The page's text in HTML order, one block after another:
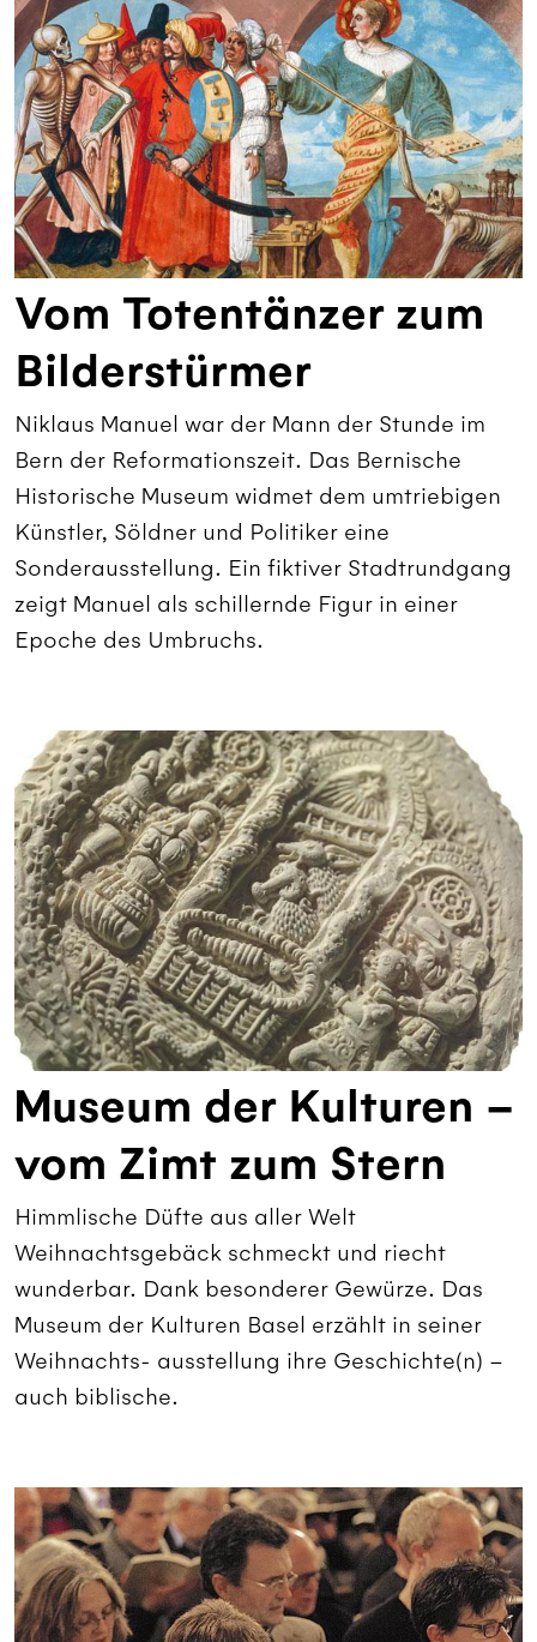
Vom Totentänzer zum
Bilderstürmer
Niklaus Manuel war der Mann der Stunde im
Bern der Reformationszeit. Das Bernische
Historische Museum widmet dem umtriebigen
Künstler, Söldner und Politiker eine
Sonderausstellung. Ein fiktiver Stadtrundgang
zeigt Manuel als schillernde Figur in einer
Epoche des Umbruchs.
Museum der Kulturen –
vom Zimt zum Stern
Himmlische Düfte aus aller Welt
Weihnachtsgebäck schmeckt und riecht
wunderbar. Dank besonderer Gewürze. Das
Museum der Kulturen Basel erzählt in seiner
Weihnachts- ausstellung ihre Geschichte(n) –
auch biblische.